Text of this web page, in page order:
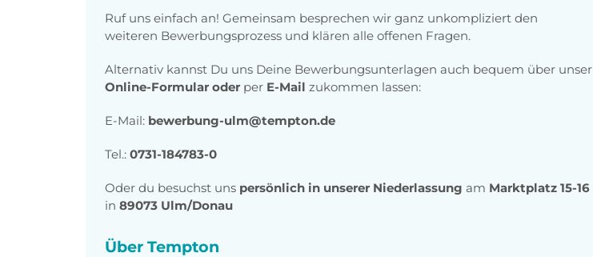
Ruf uns einfach an! Gemeinsam besprechen wir ganz unkompliziert den
weiteren Bewerbungsprozess und klären alle offenen Fragen.
Alternativ kannst Du uns Deine Bewerbungsunterlagen auch bequem über unser
Online-Formular oder per E-Mail zukommen lassen:
E-Mail: bewerbung-ulm@tempton.de
Tel.: 0731-184783-0
Oder du besuchst uns persönlich in unserer Niederlassung am Marktplatz 15-16
in 89073 Ulm/Donau
Über Tempton